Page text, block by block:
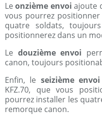
Leonzième envoi ajoute
vous pourrez
quatre soldats,
positionnerez dans un
Le douzième envoi
canon, toujours
Enfin, le seizième envoi
KFZ.70, que vous
pourrez installer les
remorque canon.